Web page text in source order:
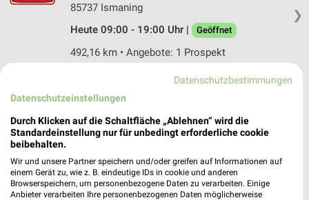
❯
85737 Ismaning
Heute 09:00 - 19:00 Uhr |
Geöffnet
492,16 km • Angebote: 1 Prospekt
Fressnapf Pfaffenhofen
85276 Pfaffenhofen
462,90 km • Angebote: 1 Prospekt
Datenschutzbestimmungen
Datenschutzeinstellungen
Durch Klicken auf die Schaltfläche „Ablehnen“ wird die
Standardeinstellung nur für unbedingt erforderliche cookie
beibehalten.
Wir und unsere Partner speichern und/oder greifen auf Informationen auf
einem Gerät zu, wie z. B. eindeutige IDs in cookie und anderen
Browserspeichern, um personenbezogene Daten zu verarbeiten. Einige
Anbieter verarbeiten Ihre personenbezogenen Daten möglicherweise